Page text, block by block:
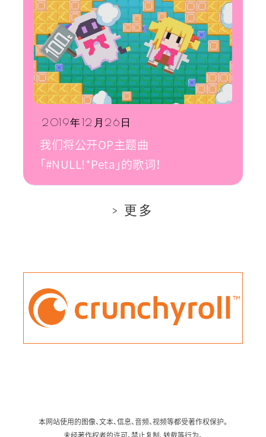
2019年12月26日
我们将公开OP主题曲
「#NULL!*Peta」的歌词！
更多
本网站使用的图像、文本、信息、音频、视频等都受著作权保护。